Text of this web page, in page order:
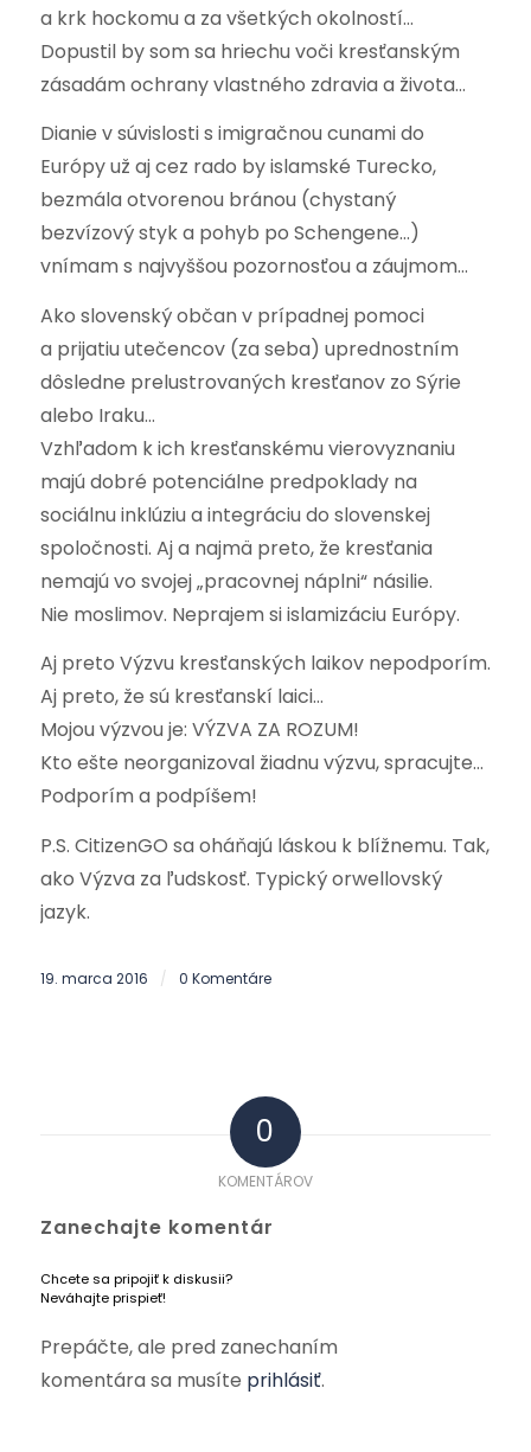
a krk hockomu a za všetkých okolností…
Dopustil by som sa hriechu voči kresťanským
zásadám ochrany vlastného zdravia a života…
Dianie v súvislosti s imigračnou cunami do
Európy už aj cez rado by islamské Turecko,
bezmála otvorenou bránou (chystaný
bezvízový styk a pohyb po Schengene…)
vnímam s najvyššou pozornosťou a záujmom…
Ako slovenský občan v prípadnej pomoci
a prijatiu utečencov (za seba) uprednostním
dôsledne prelustrovaných kresťanov zo Sýrie
alebo Iraku…
Vzhľadom k ich kresťanskému vierovyznaniu
majú dobré potenciálne predpoklady na
sociálnu inklúziu a integráciu do slovenskej
spoločnosti. Aj a najmä preto, že kresťania
nemajú vo svojej „pracovnej náplni“ násilie.
Nie moslimov. Neprajem si islamizáciu Európy.
Aj preto Výzvu kresťanských laikov nepodporím.
Aj preto, že sú kresťanskí laici…
Mojou výzvou je: VÝZVA ZA ROZUM!
Kto ešte neorganizoval žiadnu výzvu, spracujte…
Podporím a podpíšem!
P.S. CitizenGO sa oháňajú láskou k blížnemu. Tak,
ako Výzva za ľudskosť. Typický orwellovský
jazyk.
19. marca 2016 / 0 Komentáre
0
KOMENTÁROV
Zanechajte komentár
Chcete sa pripojiť k diskusii?
Neváhajte prispieť!
Prepáčte, ale pred zanechaním
komentára sa musíte prihlásiť.